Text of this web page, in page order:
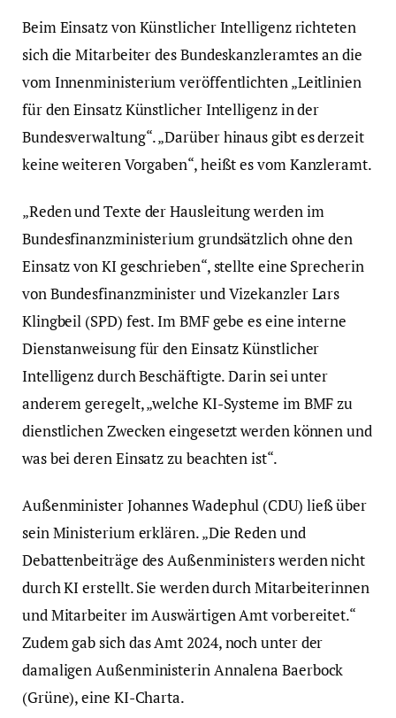
Beim Einsatz von Künstlicher Intelligenz richteten
sich die Mitarbeiter des Bundeskanzleramtes an die
vom Innenministerium veröffentlichten „Leitlinien
für den Einsatz Künstlicher Intelligenz in der
Bundesverwaltung“. „Darüber hinaus gibt es derzeit
keine weiteren Vorgaben“, heißt es vom Kanzleramt.
„Reden und Texte der Hausleitung werden im
Bundesfinanzministerium grundsätzlich ohne den
Einsatz von KI geschrieben“, stellte eine Sprecherin
von Bundesfinanzminister und Vizekanzler Lars
Klingbeil (SPD) fest. Im BMF gebe es eine interne
Dienstanweisung für den Einsatz Künstlicher
Intelligenz durch Beschäftigte. Darin sei unter
anderem geregelt, „welche KI-Systeme im BMF zu
dienstlichen Zwecken eingesetzt werden können und
was bei deren Einsatz zu beachten ist“.
Außenminister Johannes Wadephul (CDU) ließ über
sein Ministerium erklären. „Die Reden und
Debattenbeiträge des Außenministers werden nicht
durch KI erstellt. Sie werden durch Mitarbeiterinnen
und Mitarbeiter im Auswärtigen Amt vorbereitet.“
Zudem gab sich das Amt 2024, noch unter der
damaligen Außenministerin Annalena Baerbock
(Grüne), eine KI-Charta.